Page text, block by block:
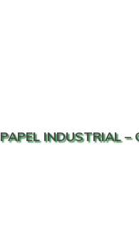
PAPEL INDUSTRIAL –